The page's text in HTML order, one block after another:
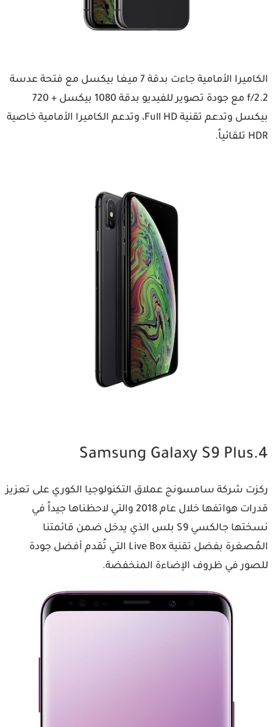
الكاميرا الأمامية جاءت بدقة 7 ميغا بيكسل مع فتحة عدسة
f/2.2 مع جودة تصوير للفيديو بدقة 1080 بيكسل + 720
بيكسل وتدعم تقنية Full HD، وتدعم الكاميرا الأمامية خاصية
HDR تلقائياً.
4.Samsung Galaxy S9 Plus
ركزت شركة سامسونج عملاق التكنولوجيا الكوري على تعزيز
قدرات هواتفها خلال عام 2018 والتي لاحظناها جيداً في
نسختها جالكسي S9 بلس الذي يدخل ضمن قائمتنا
المُصغرة بفضل تقنية Live Box التي تُقدم أفضل جودة
للصور في ظروف الإضاءة المنخفضة.